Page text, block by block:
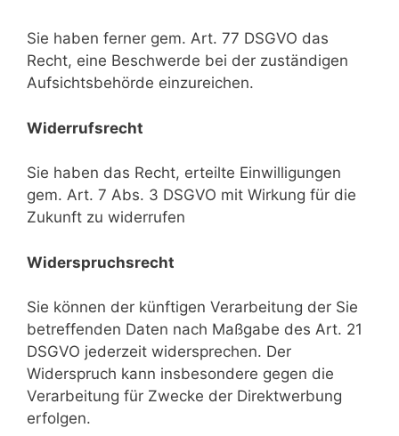
Sie haben ferner gem. Art. 77 DSGVO das
Recht, eine Beschwerde bei der zuständigen
Aufsichtsbehörde einzureichen.
Widerrufsrecht
Sie haben das Recht, erteilte Einwilligungen
gem. Art. 7 Abs. 3 DSGVO mit Wirkung für die
Zukunft zu widerrufen
Widerspruchsrecht
Sie können der künftigen Verarbeitung der Sie
betreffenden Daten nach Maßgabe des Art. 21
DSGVO jederzeit widersprechen. Der
Widerspruch kann insbesondere gegen die
Verarbeitung für Zwecke der Direktwerbung
erfolgen.